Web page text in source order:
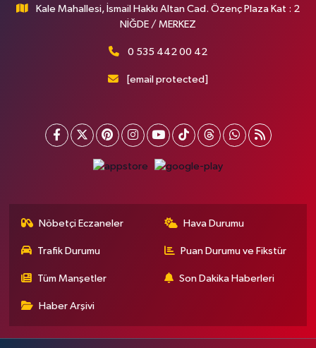
Kale Mahallesi, İsmail Hakkı Altan Cad. Özenç Plaza Kat : 2
NİĞDE / MERKEZ
0 535 442 00 42
[email protected]
Nöbetçi Eczaneler Hava Durumu
Trafik Durumu Puan Durumu ve Fikstür
Tüm Manşetler Son Dakika Haberleri
Haber Arşivi